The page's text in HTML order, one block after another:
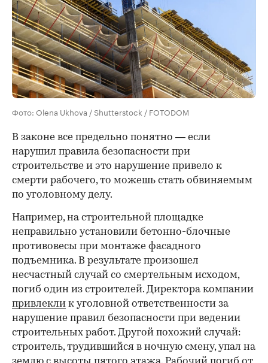
Фото: Olena Ukhova / Shutterstock / FOTODOM
02:03
В законе все предельно понятно — если
нарушил правила безопасности при
строительстве и это нарушение привело к
смерти рабочего, то можешь стать обвиняемым
по уголовному делу.
Например, на строительной площадке
неправильно установили бетонно-блочные
противовесы при монтаже фасадного
подъемника. В результате произошел
несчастный случай со смертельным исходом,
погиб один из строителей. Директора компании
привлекли к уголовной ответственности за
нарушение правил безопасности при ведении
строительных работ. Другой похожий случай:
строитель, трудившийся в ночную смену, упал на